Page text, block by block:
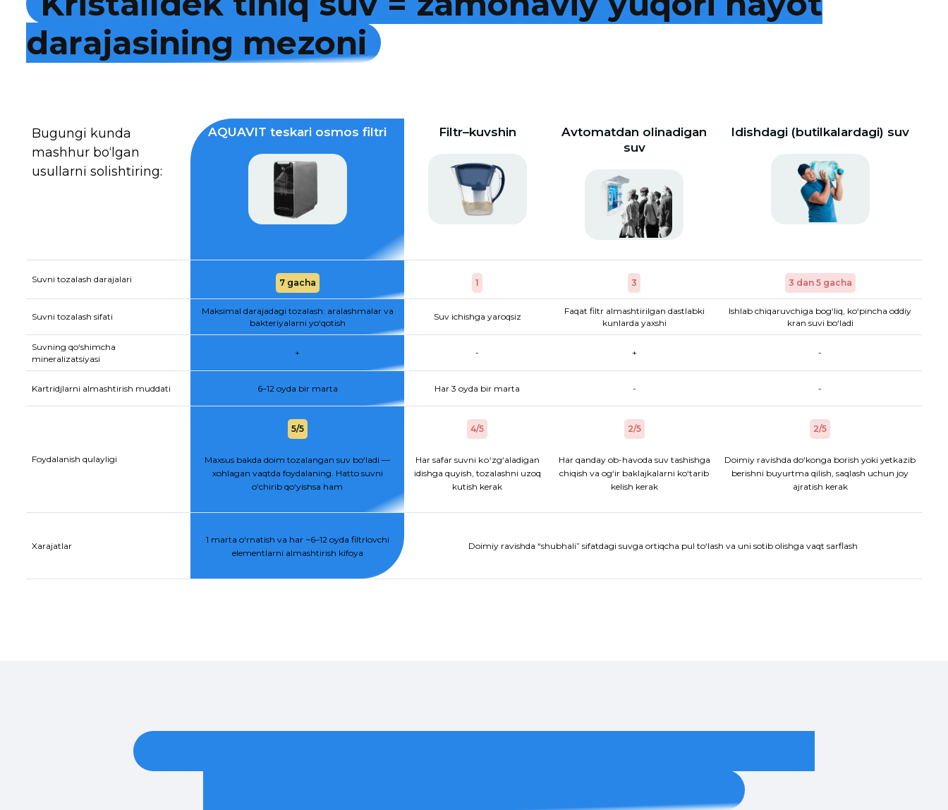
darajasining mezoni
Bugungi kunda
mashhur bo‘lgan
usullarni solishtiring:
AQUAVIT teskari osmos filtri Filtr–kuvshin
Avtomatdan olinadigan
suv
Idishdagi (butilkalardagi) suv
Suvni tozalash darajalari 7 gacha 1 3 3 dan 5 gacha
Suvni tozalash sifati
Maksimal darajadagi tozalash: aralashmalar va
bakteriyalarni yo‘qotish
Suv ichishga yaroqsiz
Faqat filtr almashtirilgan dastlabki
kunlarda yaxshi
Ishlab chiqaruvchiga bog‘liq, ko‘pincha oddiy
kran suvi bo‘ladi
Suvning qo‘shimcha
mineralizatsiyasi
+ - + -
Kartridjlarni almashtirish muddati 6–12 oyda bir marta Har 3 oyda bir marta - -
Foydalanish qulayligi
5/5
Maxsus bakda doim tozalangan suv bo‘ladi —
xohlagan vaqtda foydalaning. Hatto suvni
o‘chirib qo‘yishsa ham
4/5
Har safar suvni kо‘zg‘aladigan
idishga quyish, tozalashni uzoq
kutish kerak
2/5
Har qanday ob-havoda suv tashishga
chiqish va og‘ir baklajkalarni ko‘tarib
kelish kerak
2/5
Doimiy ravishda do‘konga borish yoki yetkazib
berishni buyurtma qilish, saqlash uchun joy
ajratish kerak
Xarajatlar
1 marta o‘rnatish va har ~6–12 oyda filtrlovchi
elementlarni almashtirish kifoya
Doimiy ravishda “shubhali” sifatdagi suvga ortiqcha pul to‘lash va uni sotib olishga vaqt sarflash